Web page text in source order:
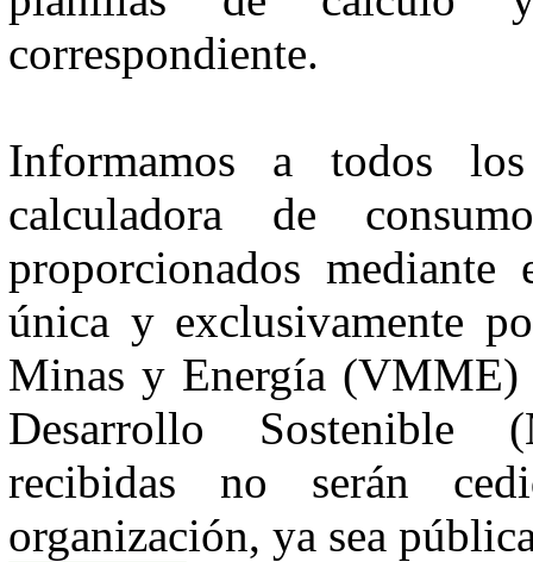
correspondiente.
Informamos a todos
calculadora de
proporcionados
única y exclusivamente
Minas y Energía
Desarrollo Sostenible
recibidas no serán
organización, ya sea